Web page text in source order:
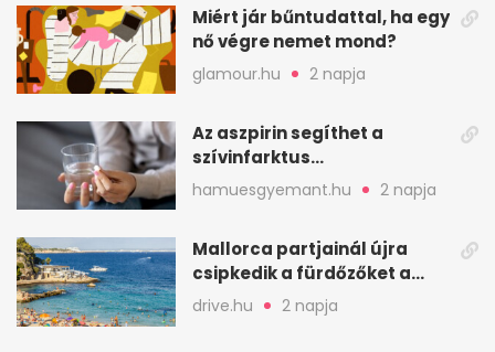
Miért jár bűntudattal, ha egy
nő végre nemet mond?
glamour.hu 2 napja
Az aszpirin segíthet a
szívinfarktus
megelőzésében, de nem
mindenkinek
hamuesgyemant.hu 2 napja
Mallorca partjainál újra
csipkedik a fürdőzőket a
halak a sekély vízben
drive.hu 2 napja